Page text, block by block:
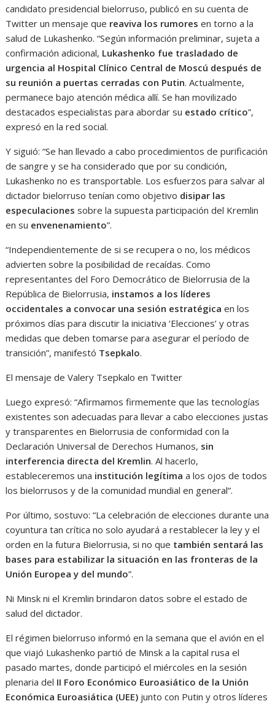
candidato presidencial bielorruso, publicó en su cuenta de
Twitter un mensaje que reaviva los rumores en torno a la
salud de Lukashenko. “Según información preliminar, sujeta a
confirmación adicional, Lukashenko fue trasladado de
urgencia al Hospital Clínico Central de Moscú después de
su reunión a puertas cerradas con Putin. Actualmente,
permanece bajo atención médica allí. Se han movilizado
destacados especialistas para abordar su estado crítico”,
expresó en la red social.
Y siguió: “Se han llevado a cabo procedimientos de purificación
de sangre y se ha considerado que por su condición,
Lukashenko no es transportable. Los esfuerzos para salvar al
dictador bielorruso tenían como objetivo disipar las
especulaciones sobre la supuesta participación del Kremlin
en su envenenamiento”.
“Independientemente de si se recupera o no, los médicos
advierten sobre la posibilidad de recaídas. Como
representantes del Foro Democrático de Bielorrusia de la
República de Bielorrusia, instamos a los líderes
occidentales a convocar una sesión estratégica en los
próximos días para discutir la iniciativa ‘Elecciones’ y otras
medidas que deben tomarse para asegurar el período de
transición”, manifestó Tsepkalo.
El mensaje de Valery Tsepkalo en Twitter
Luego expresó: “Afirmamos firmemente que las tecnologías
existentes son adecuadas para llevar a cabo elecciones justas
y transparentes en Bielorrusia de conformidad con la
Declaración Universal de Derechos Humanos, sin
interferencia directa del Kremlin. Al hacerlo,
estableceremos una institución legítima a los ojos de todos
los bielorrusos y de la comunidad mundial en general”.
Por último, sostuvo: “La celebración de elecciones durante una
coyuntura tan crítica no solo ayudará a restablecer la ley y el
orden en la futura Bielorrusia, si no que también sentará las
bases para estabilizar la situación en las fronteras de la
Unión Europea y del mundo”.
Ni Minsk ni el Kremlin brindaron datos sobre el estado de
salud del dictador.
El régimen bielorruso informó en la semana que el avión en el
que viajó Lukashenko partió de Minsk a la capital rusa el
pasado martes, donde participó el miércoles en la sesión
plenaria del II Foro Económico Euroasiático de la Unión
Económica Euroasiática (UEE) junto con Putin y otros líderes